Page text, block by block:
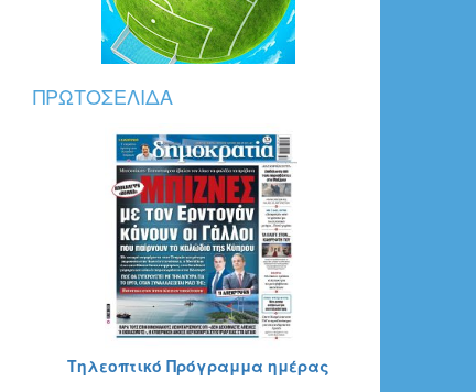
ΠΡΩΤΟΣΈΛΙΔΑ
Τηλεοπτικό Πρόγραμμα ημέρας